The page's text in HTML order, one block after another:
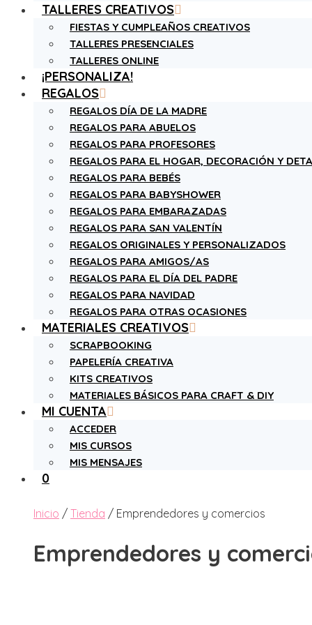
TALLERES CREATIVOS
FIESTAS Y CUMPLEAÑOS CREATIVOS
TALLERES PRESENCIALES
TALLERES ONLINE
¡PERSONALIZA!
REGALOS
REGALOS DÍA DE LA MADRE
REGALOS PARA ABUELOS
REGALOS PARA PROFESORES
REGALOS PARA EL HOGAR, DECORACIÓN Y
REGALOS PARA BEBÉS
REGALOS PARA BABYSHOWER
REGALOS PARA EMBARAZADAS
REGALOS PARA SAN VALENTÍN
REGALOS ORIGINALES Y PERSONALIZADOS
REGALOS PARA AMIGOS/AS
REGALOS PARA EL DÍA DEL PADRE
REGALOS PARA NAVIDAD
REGALOS PARA OTRAS OCASIONES
MATERIALES CREATIVOS
SCRAPBOOKING
PAPELERÍA CREATIVA
KITS CREATIVOS
MATERIALES BÁSICOS PARA CRAFT & DIY
MI CUENTA
ACCEDER
MIS CURSOS
MIS MENSAJES
0
Inicio / Tienda / Emprendedores y comercios
Emprendedores y